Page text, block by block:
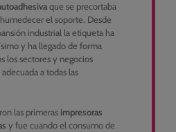
que se precortaba
el soporte. Desde
industrial la etiqueta ha
y ha llegado de forma
los sectores y negocios
a todas las
las primeras impresoras
y fue cuando el consumo de